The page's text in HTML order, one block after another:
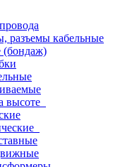
разъемы кабельные
высоте